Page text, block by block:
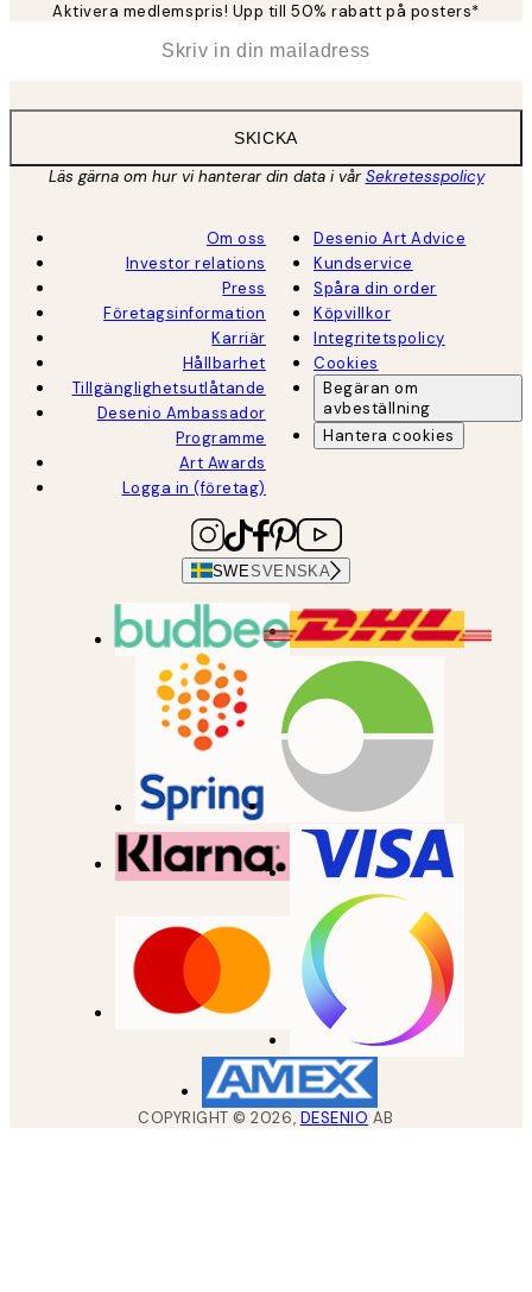
Aktivera medlemspris! Upp till 50% rabatt på posters*
SKICKA
Läs gärna om hur vi hanterar din data i vårSekretesspolicy
Om oss
Investor relations
Press
Företagsinformation
Karriär
Hållbarhet
Tillgänglighetsutlåtande
Desenio Ambassador
Programme
Art Awards
Logga in (företag)
Desenio Art Advice
Kundservice
Spåra din order
Köpvillkor
Integritetspolicy
Cookies
Begäran om
avbeställning
Hantera cookies
SWESVENSKA
COPYRIGHT ©2026, DESENIO AB